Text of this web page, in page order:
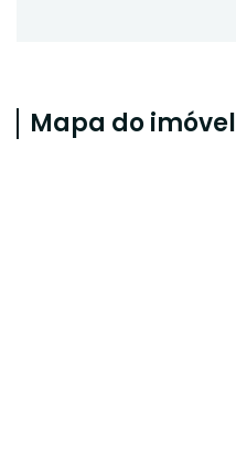
Mapa do imóvel